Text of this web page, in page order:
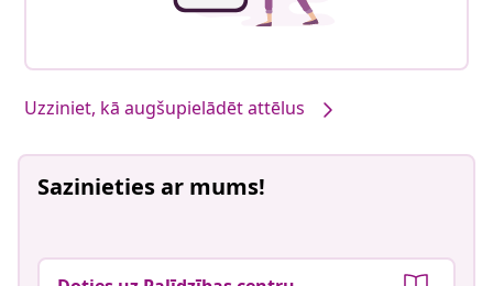
Uzziniet, kā augšupielādēt attēlus
Sazinieties ar mums!